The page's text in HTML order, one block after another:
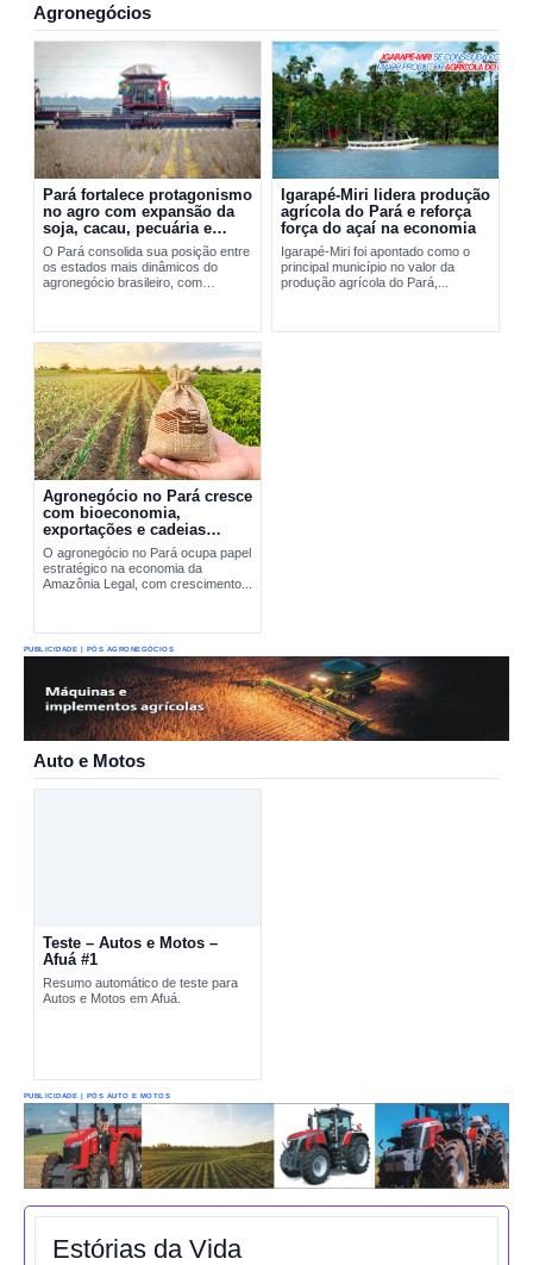
Agronegócios
Pará fortalece protagonismo
no agro com expansão da
soja, cacau, pecuária e
exportações
O Pará consolida sua posição entre
os estados mais dinâmicos do
agronegócio brasileiro, com
Igarapé-Miri lidera produção
agrícola do Pará e reforça
força do açaí na economia
Igarapé-Miri foi apontado como o
principal município no valor da
produção agrícola do Pará,...
Agronegócio no Pará cresce
com bioeconomia,
exportações e cadeias
produtivas estratégicas
O agronegócio no Pará ocupa papel
estratégico na economia da
Amazônia Legal, com crescimento...
PUBLICIDADE | PÓS AGRONEGÓCIOS
Auto e Motos
Teste – Autos e Motos –
Afuá #1
Resumo automático de teste para
Autos e Motos em Afuá.
PUBLICIDADE | PÓS AUTO E MOTOS
Estórias da Vida